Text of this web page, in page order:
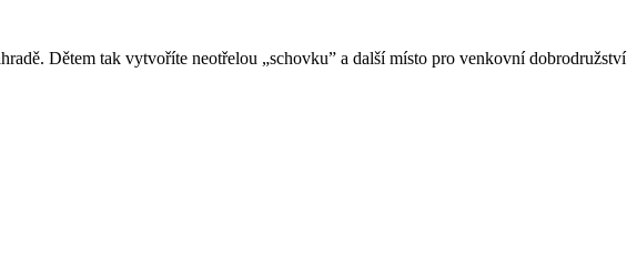
Dětem tak vytvoříte neotřelou „schovku” a další místo pro venkovní